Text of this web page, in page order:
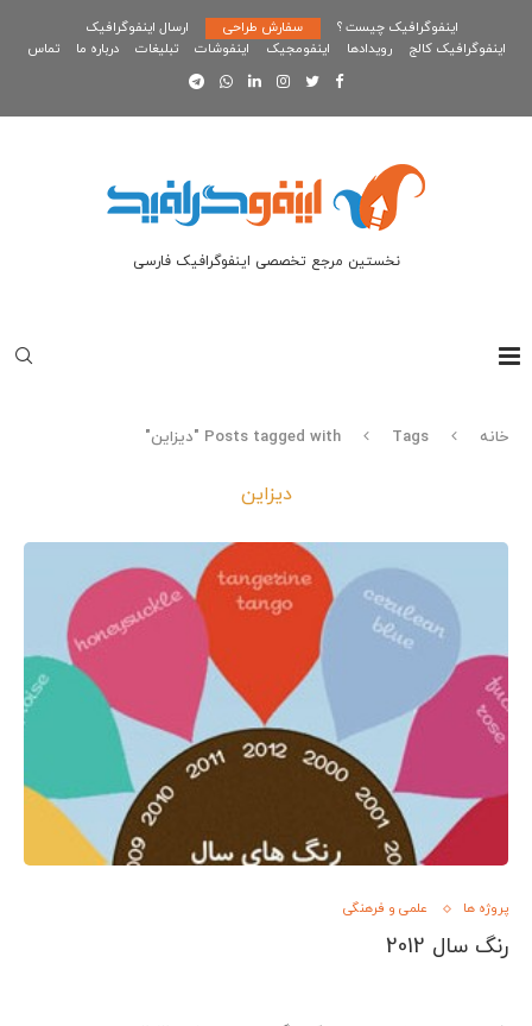
اینفوگرافیک چیست ؟ سفارش طراحی
ارسال اینفوگرافیک
اینفوگرافیک کالج
رویدادها اینفومجیک اینفوشات تبلیغات درباره ما تماس
نخستین مرجع تخصصی اینفوگرافیک فارسی
خانه Tags Posts tagged with "دیزاین"
دیزاین
پروژه ها علمی و فرهنگی
رنگ سال 2012